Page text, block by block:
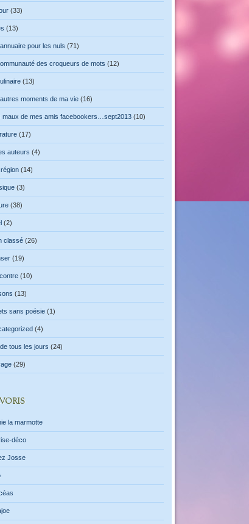
(33)
(13)
pour les nuls (71)
des croqueurs de mots (12)
(13)
moments de ma vie (16)
maux de mes amis facebookers…sept2013 (10)
(17)
auteurs (4)
(14)
(3)
(38)
(2)
classé (26)
(19)
(10)
(13)
sans poésie (1)
(4)
tous les jours (24)
(29)
la marmotte
déco
Josse